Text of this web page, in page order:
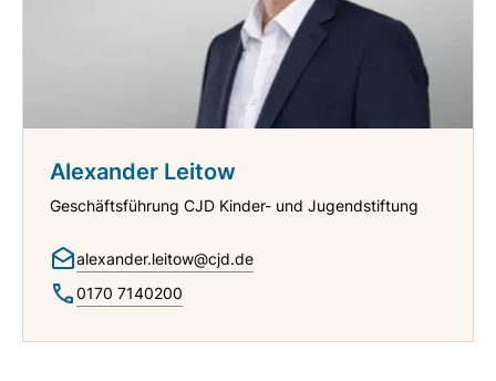
Alexander Leitow
Geschäftsführung CJD Kinder- und Jugendstiftung
alexander.leitow@cjd.de
0170 7140200